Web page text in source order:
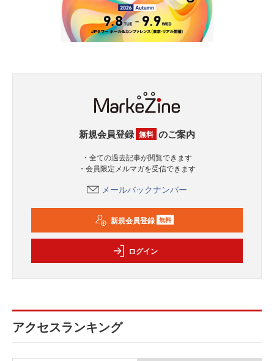
新規会員登録 無料 のご案内
・全ての過去記事が閲覧できます
・会員限定メルマガを受信できます
メールバックナンバー
新規会員登録 無料
ログイン
アクセスランキング